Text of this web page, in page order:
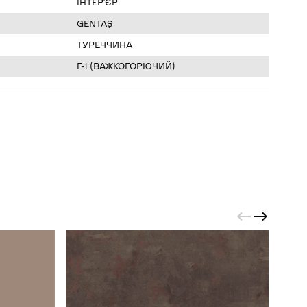
GENTAŞ
ТУРЕЧЧИНА
Г-1 (ВАЖКОГОРЮЧИЙ)